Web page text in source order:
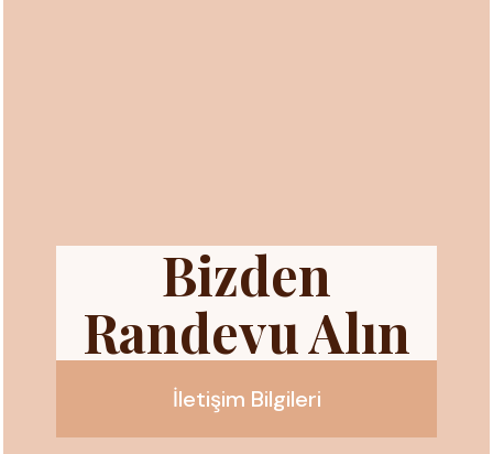
Bizden
Randevu Alın
İletişim Bilgileri